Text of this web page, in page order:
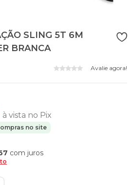
SLING 5T 6M
BRANCA
Avalie agora!
à vista no Pix
no site
com juros